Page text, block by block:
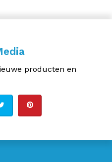
producten en